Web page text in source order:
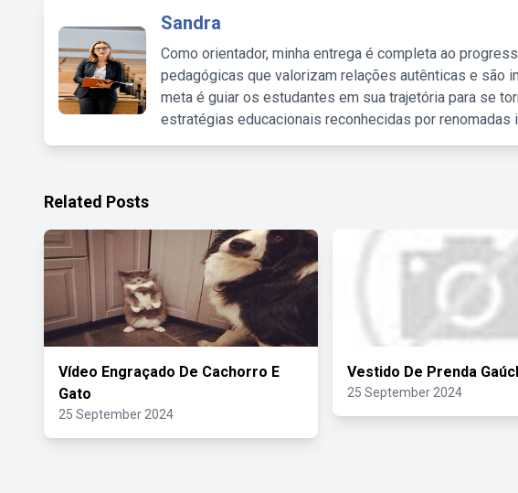
Sandra
Como orientador, minha entrega é completa ao
pedagógicas que valorizam relações autênticas e são
meta é guiar os estudantes em sua trajetória para se
estratégias educacionais reconhecidas por
Related Posts
Vídeo Engraçado De Cachorro E
Gato
25 September 2024
Vestido De Prenda
25 September 2024